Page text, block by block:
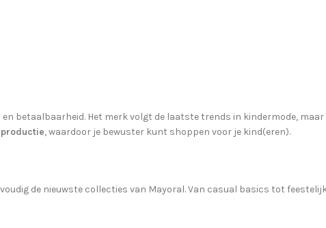
betaalbaarheid. Het merk volgt de laatste trends in kindermode,
, waardoor je bewuster kunt shoppen voor je kind(eren).
de nieuwste collecties van Mayoral. Van casual basics tot